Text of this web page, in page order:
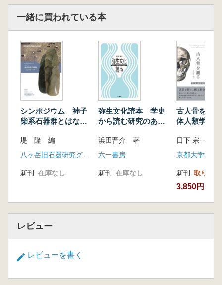
第Ⅲ章 資源利用と縄文社会
1 動物遺体からみた霞ヶ浦の貝塚の特徴― 陸
平貝塚の調査成果を中心に― 樋泉岳二
古環境
動物資源利用
2 余山貝塚の漁労活動― 漁具生産と魚類資源
をめぐる集団間関係― 植月 学
余山貝塚の漁具
釣針の製作
ヤスの製作
余山貝塚の魚類相と大型魚類をめぐる集団間関
係
3 余山貝塚の生業活動― 骨角貝器の大量生産
余山貝塚の性格
第Ⅳ章 地域の文化資源としての貝塚
1 上高津貝塚の遺跡活用 黒澤春彦・一木
施設の概要と環境
新たな取り組みと今後の課題
一緒に買われている本
シンポジウム 神子
柴系石器群とはなに
堤 隆 編
八ヶ岳旧石器研究グループ
新刊 在庫なし
弥生文化読本 学史
から読む研究のあゆ
浜田晋介 著
六一書房
新刊 在庫なし
古人骨を測
体人類学序説
日下 宗一郎
京都大学学術
新刊 取り寄せ
3,850円
レビュー
レビューを書く